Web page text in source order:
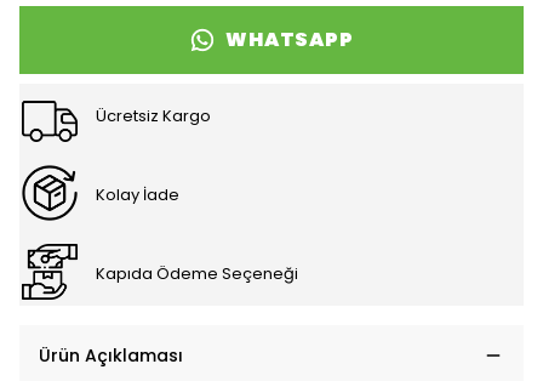
WHATSAPP
Ücretsiz Kargo
Kolay İade
Kapıda Ödeme Seçeneği
Ürün Açıklaması